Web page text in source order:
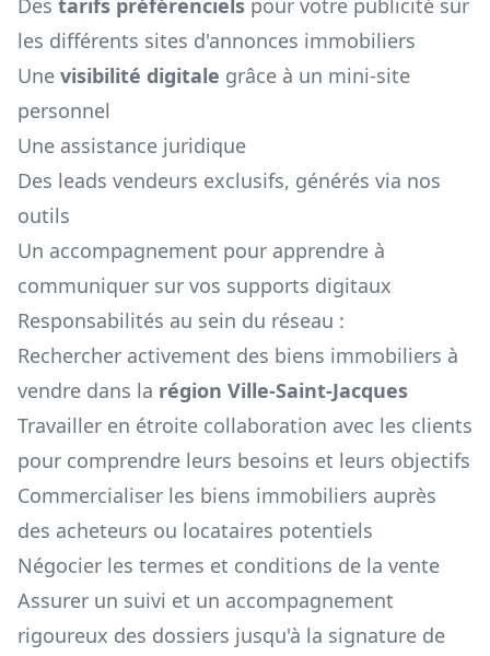
Des tarifs préférenciels pour votre publicité sur
les différents sites d'annonces immobiliers
Une visibilité digitale grâce à un mini-site
personnel
Une assistance juridique
Des leads vendeurs exclusifs, générés via nos
outils
Un accompagnement pour apprendre à
communiquer sur vos supports digitaux
Responsabilités au sein du réseau :
Rechercher activement des biens immobiliers à
vendre dans la région Ville-Saint-Jacques
Travailler en étroite collaboration avec les clients
pour comprendre leurs besoins et leurs objectifs
Commercialiser les biens immobiliers auprès
des acheteurs ou locataires potentiels
Négocier les termes et conditions de la vente
Assurer un suivi et un accompagnement
rigoureux des dossiers jusqu'à la signature de